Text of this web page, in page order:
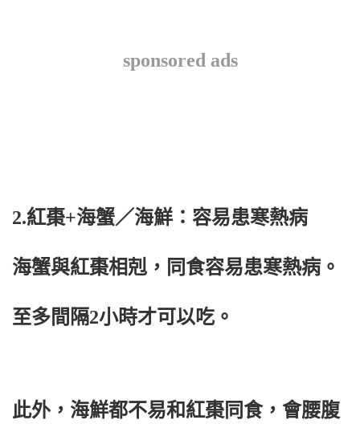
sponsored ads
2.紅棗+海蟹／海鮮：容易患寒熱病
海蟹與紅棗相剋，同食容易患寒熱病。
至多間隔2小時才可以吃。
此外，海鮮都不易和紅棗同食，會腰腹